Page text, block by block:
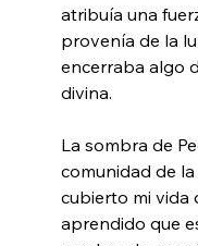
atribuía una
provenía de la
encerraba algo
divina.
La sombra de
comunidad de
cubierto mi vida
aprendido que